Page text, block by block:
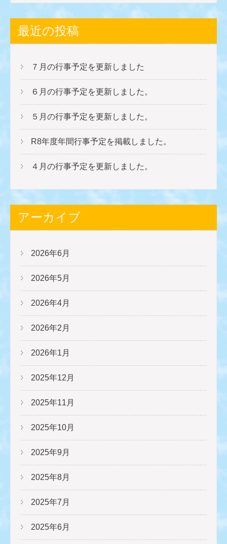
最近の投稿
７月の行事予定を更新しました
６月の行事予定を更新しました。
５月の行事予定を更新しました。
R8年度年間行事予定を掲載しました。
４月の行事予定を更新しました。
アーカイブ
2026年6月
2026年5月
2026年4月
2026年2月
2026年1月
2025年12月
2025年11月
2025年10月
2025年9月
2025年8月
2025年7月
2025年6月